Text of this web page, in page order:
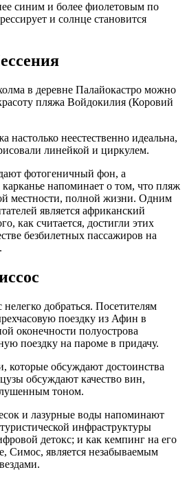
синим и более фиолетовым по
и солнце становится
в деревне Палайокастро можно
пляжа Войдокилия (Коровий
настолько неестественно идеальна,
линейкой и циркулем.
фотогеничный фон, а
напоминает о том, что пляж
местности, полной жизни. Одним
является африканский
как считается, достигли этих
безбилетных пассажиров на
добраться. Посетителям
поездку из Афин в
оконечности полуострова
поездку на пароме в придачу.
которые обсуждают достоинства
обсуждают качество вин,
тоном.
и лазурные воды напоминают
инфраструктуры
детокс; и как кемпинг на его
Симос, является незабываемым